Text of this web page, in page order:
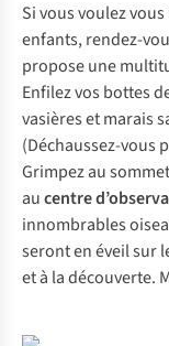
Si vous voulez
enfants, rendez-
propose une
Enfilez vos bottes
vasières et marais
(Déchaussez-vous
Grimpez au
aucentre
innombrables
seront en éveil sur
et à la découverte.